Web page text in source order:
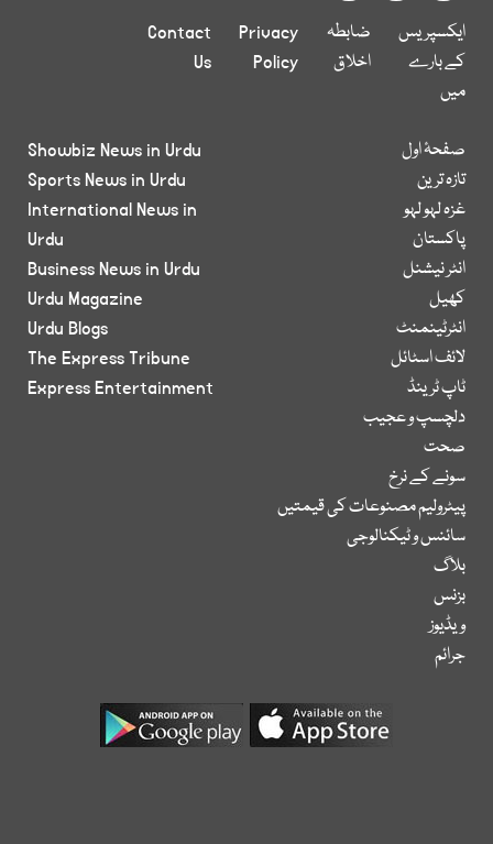
ایکسپریس
کے بارے
میں
ضابطہ
اخلاق
Privacy
Policy
Contact
Us
صفحۂ اول
تازہ ترین
غزہ لہو لہو
پاکستان
انٹر نیشنل
کھیل
انٹرٹینمنٹ
لائف اسٹائل
ٹاپ ٹرینڈ
دلچسپ و عجیب
صحت
سونے کے نرخ
پیٹرولیم مصنوعات کی قیمتیں
سائنس و ٹیکنالوجی
بلاگ
بزنس
ویڈیوز
جرائم
Showbiz News in Urdu
Sports News in Urdu
International News in
Urdu
Business News in Urdu
Urdu Magazine
Urdu Blogs
The Express Tribune
Express Entertainment